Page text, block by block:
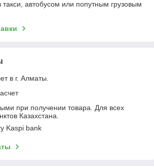
такси, автобусом или попутным грузовым
в г. Алматы.
при получении товара. Для всех
Казахстана.
Kaspi bank